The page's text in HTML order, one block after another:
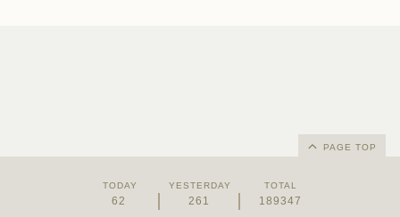
PAGE TOP
TODAY
62
YESTERDAY
261
TOTAL
189347